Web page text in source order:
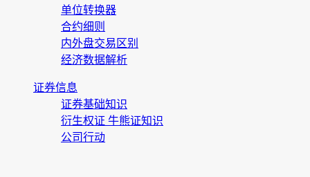
单位转换器
合约细则
内外盘交易区别
经济数据解析
证券信息
证券基础知识
衍生权证 牛熊证知识
公司行动